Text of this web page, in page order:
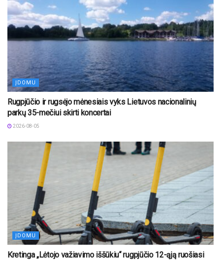
ĮDOMU
Rugpjūčio ir rugsėjo mėnesiais vyks Lietuvos nacionalinių
parkų 35-mečiui skirti koncertai
2026-08-05
ĮDOMU
Kretinga „Lėtojo važiavimo iššūkiu“ rugpjūčio 12-ąją ruošiasi